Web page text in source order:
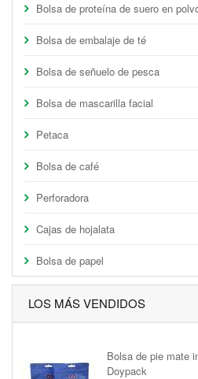
Bolsa de proteína de suero en
Bolsa de embalaje de té
Bolsa de señuelo de pesca
Bolsa de mascarilla facial
Petaca
Bolsa de café
Perforadora
Cajas de hojalata
Bolsa de papel
LOS MÁS VENDIDOS
Bolsa de pie mate
Doypack